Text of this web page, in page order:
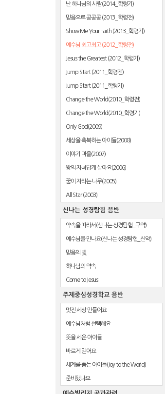
난 하나님의 사람(2014_학령기)
믿음으로 콩콩콩 (2013_학령전)
Show Me Your Faith (2013_학령기)
예수님 최고최고 (2012_학령전)
Jesus the Greatest (2012_학령기)
Jump Start (2011_학령전)
Jump Start (2011_학령기)
Change the World(2010_학령전)
Change the World(2010_학령기)
Only God(2009)
세상을 축복하는 아이들(2008)
이야기 마을(2007)
왕의 자녀답게 살아요(2006)
꿈이 자라는 나무(2005)
All Star (2003)
신나는 성경탐험 음반
약속을 따라서(신나는 성경탐험_구약)
예수님을 만나요(신나는 성경탐험_신약)
믿음의 빛
하나님의 약속
Come to Jesus
주제중심성경학교 음반
멋진 세상 만들어요
예수님처럼 선택해요
뜻을 세운 아이들
바르게 믿어요
세계를 품는 아이들(Joy to the World)
준비됐나요